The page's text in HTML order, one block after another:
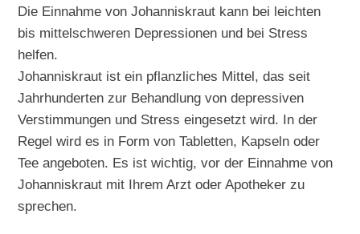
Die Einnahme von Johanniskraut kann bei leichten
bis mittelschweren Depressionen und bei Stress
helfen.
Johanniskraut ist ein pflanzliches Mittel, das seit
Jahrhunderten zur Behandlung von depressiven
Verstimmungen und Stress eingesetzt wird. In der
Regel wird es in Form von Tabletten, Kapseln oder
Tee angeboten. Es ist wichtig, vor der Einnahme von
Johanniskraut mit Ihrem Arzt oder Apotheker zu
sprechen.